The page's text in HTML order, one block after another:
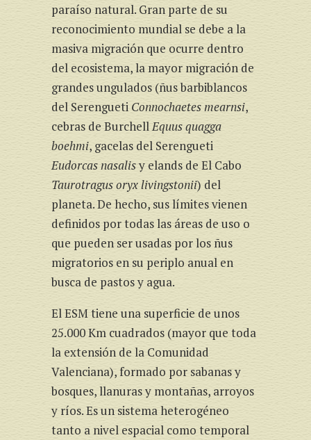
paraíso natural. Gran parte de su
reconocimiento mundial se debe a la
masiva migración que ocurre dentro
del ecosistema, la mayor migración de
grandes ungulados (ñus barbiblancos
del Serengueti Connochaetes mearnsi,
cebras de BurchellEquus quagga
boehmi, gacelas del Serengueti
Eudorcas nasalisy elands de El Cabo
Taurotragus oryx livingstonii) del
planeta. De hecho, sus límites vienen
definidos por todas las áreas de uso o
que pueden ser usadas por los ñus
migratorios en su periplo anual en
busca de pastos y agua.
El ESM tiene una superficie de unos
25.000 Km cuadrados (mayor que toda
la extensión de la Comunidad
Valenciana), formado por sabanas y
bosques, llanuras y montañas, arroyos
y ríos. Es un sistema heterogéneo
tanto a nivel espacial como temporal